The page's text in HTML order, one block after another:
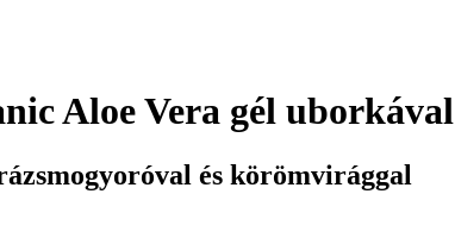
Aloe Vera gél uborkával
és körömvirággal